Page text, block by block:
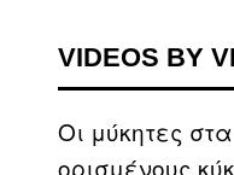
VIDEOS BY
Οι μύκητες
ορισμένους